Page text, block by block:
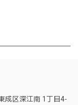
成区深江南 1丁目4-